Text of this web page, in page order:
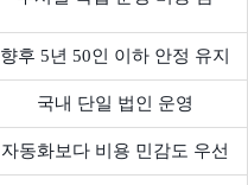
향후 5년 50인 이하 안정 유지
국내 단일 법인 운영
자동화보다 비용 민감도 우선